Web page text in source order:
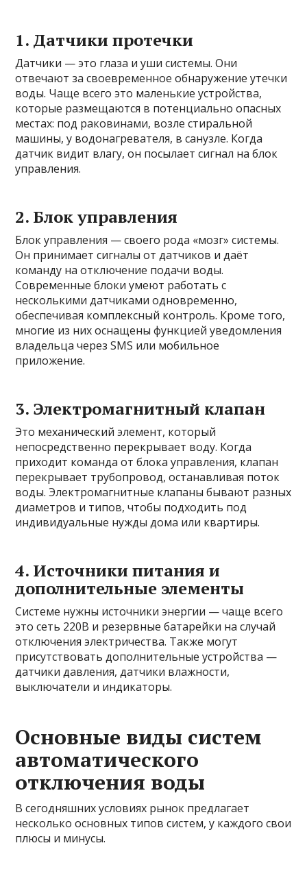
1. Датчики протечки
Датчики — это глаза и уши системы. Они
отвечают за своевременное обнаружение утечки
воды. Чаще всего это маленькие устройства,
которые размещаются в потенциально опасных
местах: под раковинами, возле стиральной
машины, у водонагревателя, в санузле. Когда
датчик видит влагу, он посылает сигнал на блок
управления.
2. Блок управления
Блок управления — своего рода «мозг» системы.
Он принимает сигналы от датчиков и даёт
команду на отключение подачи воды.
Современные блоки умеют работать с
несколькими датчиками одновременно,
обеспечивая комплексный контроль. Кроме того,
многие из них оснащены функцией уведомления
владельца через SMS или мобильное
приложение.
3. Электромагнитный клапан
Это механический элемент, который
непосредственно перекрывает воду. Когда
приходит команда от блока управления, клапан
перекрывает трубопровод, останавливая поток
воды. Электромагнитные клапаны бывают разных
диаметров и типов, чтобы подходить под
индивидуальные нужды дома или квартиры.
4. Источники питания и
дополнительные элементы
Системе нужны источники энергии — чаще всего
это сеть 220В и резервные батарейки на случай
отключения электричества. Также могут
присутствовать дополнительные устройства —
датчики давления, датчики влажности,
выключатели и индикаторы.
Основные виды систем
автоматического
отключения воды
В сегодняшних условиях рынок предлагает
несколько основных типов систем, у каждого свои
плюсы и минусы.